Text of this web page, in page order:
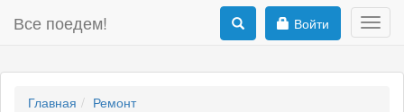
Все поедем! Войти
Главная Ремонт